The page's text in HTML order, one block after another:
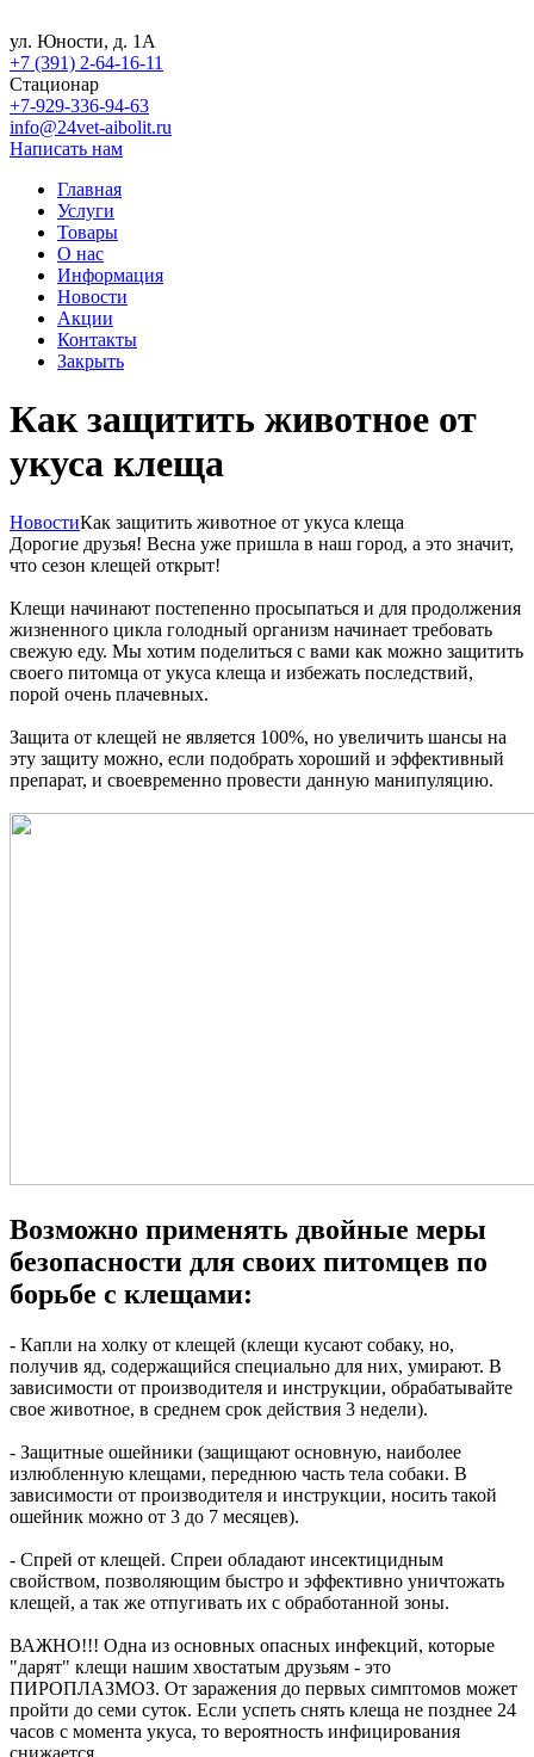
ул. Юности, д. 1А
+7 (391) 2-64-16-11
Стационар
+7-929-336-94-63
info@24vet-aibolit.ru
Написать нам
Главная
Услуги
Товары
О нас
Информация
Новости
Акции
Контакты
Закрыть
Как защитить животное от
укуса клеща
НовостиКак защитить животное от укуса клеща
Дорогие друзья! Весна уже пришла в наш город, а это значит,
что сезон клещей открыт!
Клещи начинают постепенно просыпаться и для продолжения
жизненного цикла голодный организм начинает требовать
свежую еду. Мы хотим поделиться с вами как можно защитить
своего питомца от укуса клеща и избежать последствий,
порой очень плачевных.
Защита от клещей не является 100%, но увеличить шансы на
эту защиту можно, если подобрать хороший и эффективный
препарат, и своевременно провести данную манипуляцию.
Возможно применять двойные меры
безопасности для своих питомцев по
борьбе с клещами:
- Капли на холку от клещей (клещи кусают собаку, но,
получив яд, содержащийся специально для них, умирают. В
зависимости от производителя и инструкции, обрабатывайте
свое животное, в среднем срок действия 3 недели).
- Защитные ошейники (защищают основную, наиболее
излюбленную клещами, переднюю часть тела собаки. В
зависимости от производителя и инструкции, носить такой
ошейник можно от 3 до 7 месяцев).
- Спрей от клещей. Спреи обладают инсектицидным
свойством, позволяющим быстро и эффективно уничтожать
клещей, а так же отпугивать их с обработанной зоны.
ВАЖНО!!! Одна из основных опасных инфекций, которые
"дарят" клещи нашим хвостатым друзьям - это
ПИРОПЛАЗМОЗ. От заражения до первых симптомов может
пройти до семи суток. Если успеть снять клеща не позднее 24
часов с момента укуса, то вероятность инфицирования
снижается.